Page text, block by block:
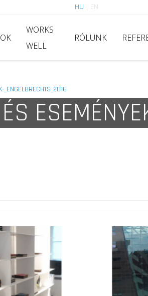
HU EN
WORKS
WELL
RÓLUNK
_ENGELBRECHTS_2016